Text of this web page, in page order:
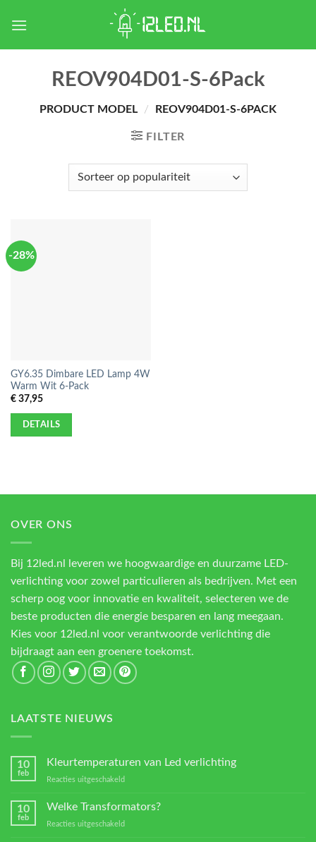
REOV904D01-S-6Pack
PRODUCT MODEL / REOV904D01-S-6PACK
FILTER
-28%
GY6.35 Dimbare LED Lamp 4W
Warm Wit 6-Pack
€37,95
DETAILS
OVER ONS
Bij 12led.nl leveren we hoogwaardige en duurzame LED-
verlichting voor zowel particulieren als bedrijven. Met een
scherp oog voor innovatie en kwaliteit, selecteren we de
beste producten die energie besparen en lang meegaan.
Kies voor 12led.nl voor verantwoorde verlichting die
bijdraagt aan een groenere toekomst.
LAATSTE NIEUWS
10
feb
Kleurtemperaturen van Led verlichting
Reacties uitgeschakeld
verlichting
10
feb
Welke Transformators?
Reacties uitgeschakeld